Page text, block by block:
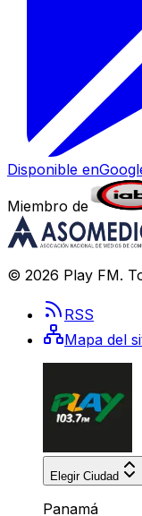
Disponible en
Miembro de
© 2026 Play FM.
RSS
Mapa del
Elegir Ciudad
Panamá